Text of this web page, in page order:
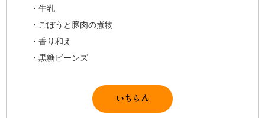
・牛乳
・ごぼうと豚肉の煮物
・香り和え
・黒糖ビーンズ
いちらん